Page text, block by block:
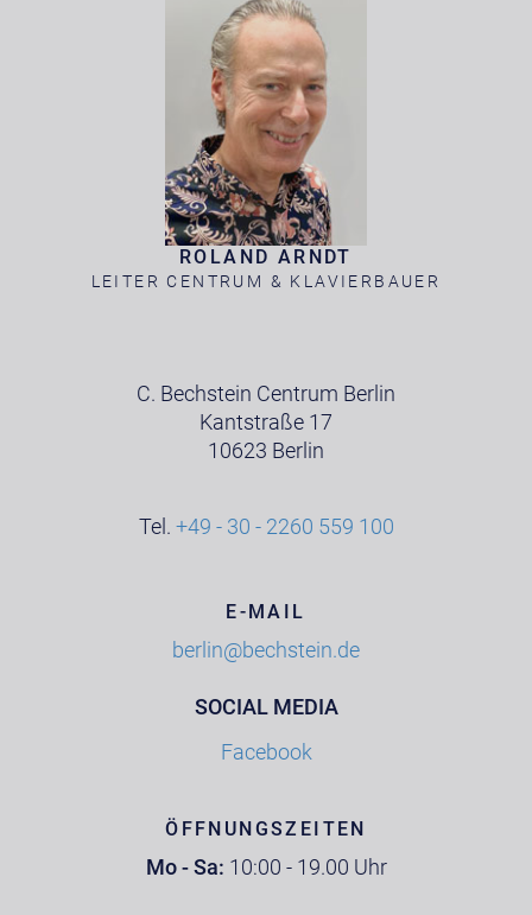
ROLAND ARNDT
LEITER CENTRUM & KLAVIERBAUER
C. Bechstein Centrum Berlin
Kantstraße 17
10623 Berlin
Tel. +49 - 30 - 2260 559 100
E-MAIL
berlin@bechstein.de
SOCIAL MEDIA
Facebook
ÖFFNUNGSZEITEN
Mo - Sa: 10:00 - 19.00 Uhr